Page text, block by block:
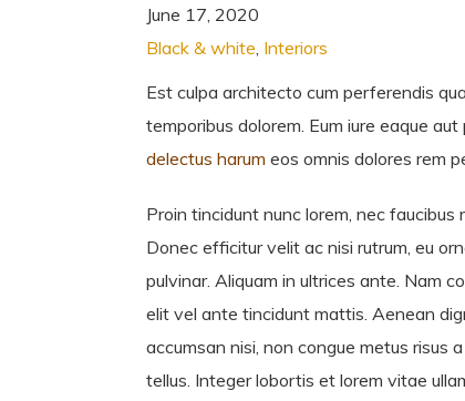
June 17, 2020
Black & white, Interiors
Est culpa architecto cum perferendis
temporibus dolorem. Eum iure eaque
delectus harum eos omnis dolores rem
Proin tincidunt nunc lorem, nec
Donec efficitur velit ac nisi rutrum, eu
pulvinar. Aliquam in ultrices ante. Nam
elit vel ante tincidunt mattis. Aenean
accumsan nisi, non congue metus risus
tellus. Integer lobortis et lorem vitae